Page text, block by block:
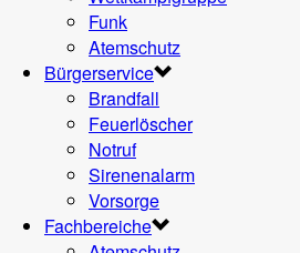
Funk
Atemschutz
Bürgerservice
Brandfall
Feuerlöscher
Notruf
Sirenenalarm
Vorsorge
Fachbereiche